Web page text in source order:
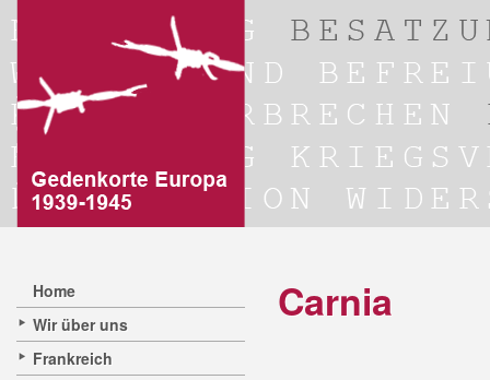
Home
Wir über uns
Frankreich
Carnia